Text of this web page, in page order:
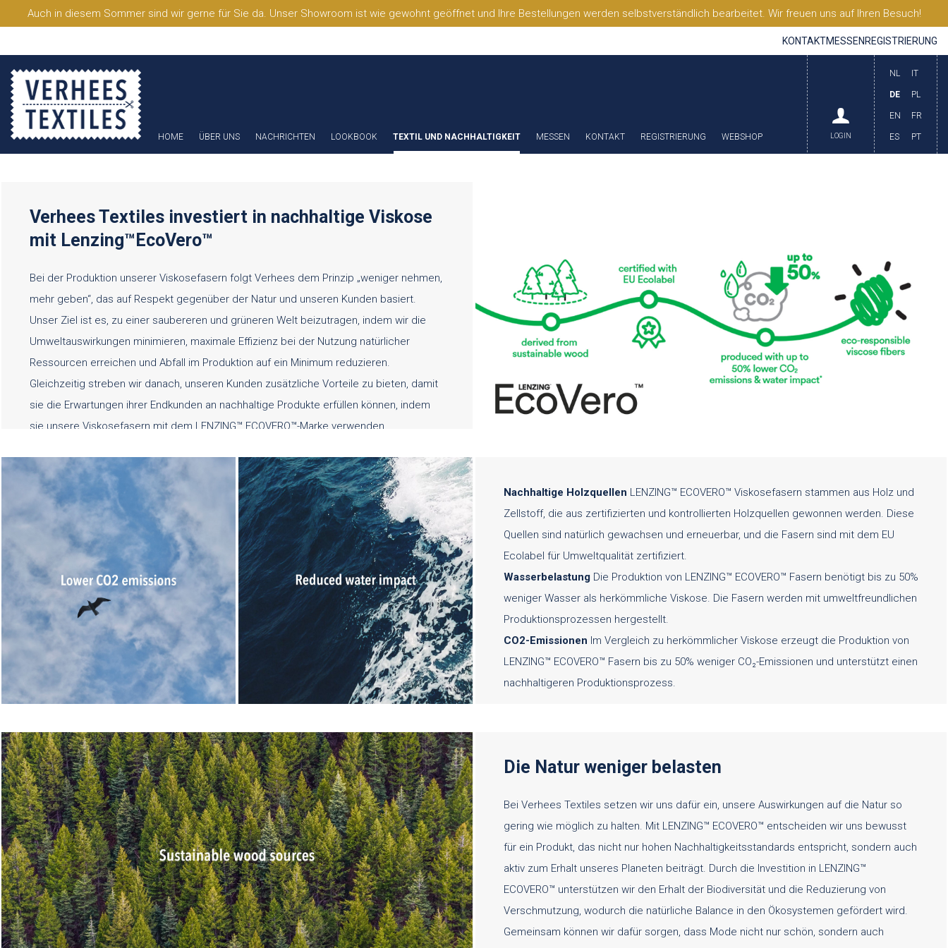
Auch in diesem Sommer sind wir gerne für Sie da. Unser Showroom ist wie gewohnt geöffnet und Ihre Bestellungen werden selbstverständlich bearbeitet. Wir freuen uns auf Ihren Besuch!
KONTAKTMESSEN REGISTRIERUNG
HOME ÜBER UNS NACHRICHTEN LOOKBOOK TEXTIL UND NACHHALTIGKEIT MESSEN KONTAKT REGISTRIERUNG WEBSHOP
NL
DE
EN
ES
IT
PL
FR
PT
LOGIN
Verhees Textiles investiert in nachhaltige Viskose
mit Lenzing™EcoVero™
Bei der Produktion unserer Viskosefasern folgt Verhees dem Prinzip „weniger nehmen,
mehr geben“, das auf Respekt gegenüber der Natur und unseren Kunden basiert.
Unser Ziel ist es, zu einer saubereren und grüneren Welt beizutragen, indem wir die
Umweltauswirkungen minimieren, maximale Effizienz bei der Nutzung natürlicher
Ressourcen erreichen und Abfall im Produktion auf ein Minimum reduzieren.
Gleichzeitig streben wir danach, unseren Kunden zusätzliche Vorteile zu bieten, damit
sie die Erwartungen ihrer Endkunden an nachhaltige Produkte erfüllen können, indem
sie unsere Viskosefasern mit dem LENZING™ ECOVERO™-Marke verwenden.
Nachhaltige Holzquellen LENZING™ ECOVERO™ Viskosefasern stammen aus Holz und
Zellstoff, die aus zertifizierten und kontrollierten Holzquellen gewonnen werden. Diese
Quellen sind natürlich gewachsen und erneuerbar, und die Fasern sind mit dem EU
Ecolabel für Umweltqualität zertifiziert.
Wasserbelastung Die Produktion von LENZING™ ECOVERO™ Fasern benötigt bis zu 50%
weniger Wasser als herkömmliche Viskose. Die Fasern werden mit umweltfreundlichen
Produktionsprozessen hergestellt.
CO2-Emissionen Im Vergleich zu herkömmlicher Viskose erzeugt die Produktion von
LENZING™ ECOVERO™ Fasern bis zu 50% weniger CO₂-Emissionen und unterstützt einen
nachhaltigeren Produktionsprozess.
Die Natur weniger belasten
Bei Verhees Textiles setzen wir uns dafür ein, unsere Auswirkungen auf die Natur so
gering wie möglich zu halten. Mit LENZING™ ECOVERO™ entscheiden wir uns bewusst
für ein Produkt, das nicht nur hohen Nachhaltigkeitsstandards entspricht, sondern auch
aktiv zum Erhalt unseres Planeten beiträgt. Durch die Investition in LENZING™
ECOVERO™ unterstützen wir den Erhalt der Biodiversität und die Reduzierung von
Verschmutzung, wodurch die natürliche Balance in den Ökosystemen gefördert wird.
Gemeinsam können wir dafür sorgen, dass Mode nicht nur schön, sondern auch